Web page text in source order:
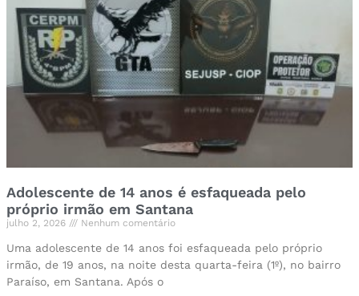
Adolescente de 14 anos é esfaqueada pelo
próprio irmão em Santana
julho 2, 2026 Nenhum comentário
Uma adolescente de 14 anos foi esfaqueada pelo próprio
irmão, de 19 anos, na noite desta quarta-feira (1º), no bairro
Paraíso, em Santana. Após o